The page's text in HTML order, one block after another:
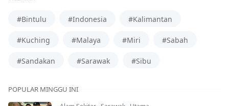
#Bintulu #Indonesia #Kalimantan
#Kuching #Malaya #Miri #Sabah
#Sandakan #Sarawak #Sibu
POPULAR MINGGU INI